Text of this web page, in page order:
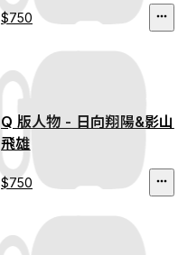
$750
Q 版人物 - 日向翔陽&影山
飛雄
$750